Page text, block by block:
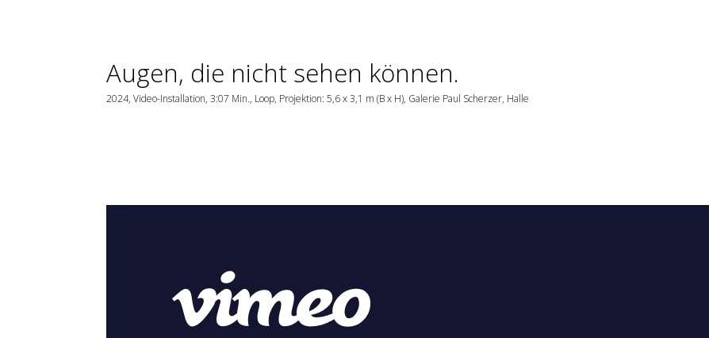
Augen, die nicht sehen können.
2024, Video-Installation, 3:07 Min., Loop, Projektion: 5,6 x 3,1 m (B x H), Galerie Paul Scherzer, Halle